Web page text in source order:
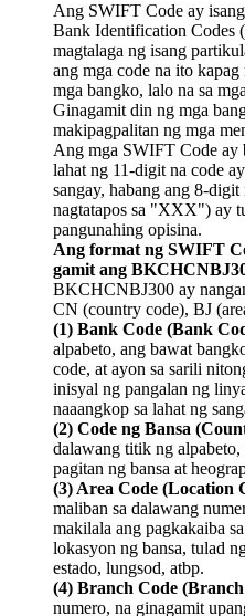
Ang SWIFT Code ay
Bank Identification Codes
magtalaga ng isang
ang mga code na ito
mga bangko, lalo na sa
Ginagamit din ng mga
makipagpalitan ng mga
Ang mga SWIFT Code ay
lahat ng 11-digit na code
sangay, habang ang 8-
nagtatapos sa "XXX") ay
pangunahing opisina.
Ang format ng SWIFT
gamit ang
BKCHCNBJ300 ay
CN (country code), BJ
(1) Bank Code (Bank
alpabeto, ang bawat
code, at ayon sa sarili
inisyal ng pangalan ng
naaangkop sa lahat ng
(2) Code ng Bansa
dalawang titik ng
pagitan ng bansa at
(3) Area Code (Location
maliban sa dalawang
makilala ang pagkakaiba
lokasyon ng bansa, tulad
estado, lungsod, atbp.
(4) Branch Code
numero, na ginagamit